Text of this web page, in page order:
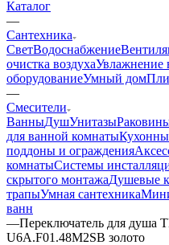
Каталог
—
Сантехника
СветВодоснабжение
очистка воздухаУвлажнение
оборудованиеУмный дом
—
Смесители
ВанныДушУнитазы
для ванной комнаты
поддоны и ограждения
комнатыСистемы
скрытого монтажаДушевые
трапыУмная сантехника
ванн
—Переключатель для душа
U6A.F01.48M2SB золото